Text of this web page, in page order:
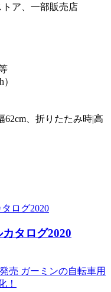
ア、一部販売店
62cm、折りたたみ時|高
カタログ2020